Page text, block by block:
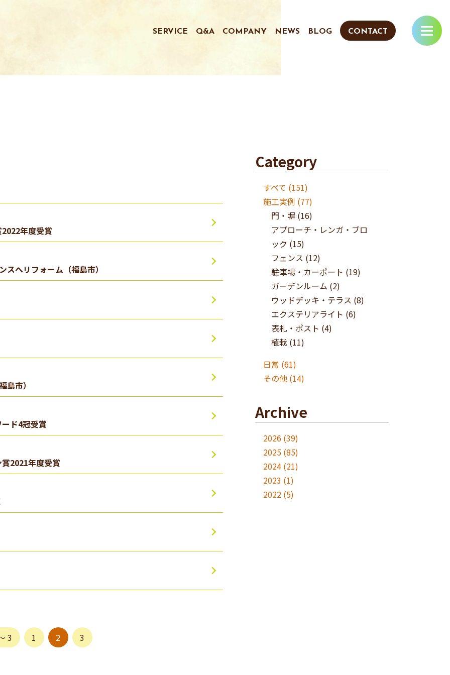
SERVICE Q&A COMPANY NEWS BLOG CONTACT
年度受賞
へリフォーム（福島市）
市）
ド4冠受賞
2021年度受賞
3 1 2 3
Category
すべて (151)
施工実例 (77)
門・塀 (16)
アプローチ・レンガ・ブロ
ック (15)
フェンス (12)
駐車場・カーポート (19)
ガーデンルーム (2)
ウッドデッキ・テラス (8)
エクステリアライト (6)
表札・ポスト (4)
植栽 (11)
日常 (61)
その他 (14)
Archive
2026 (39)
2025 (85)
2024 (21)
2023 (1)
2022 (5)